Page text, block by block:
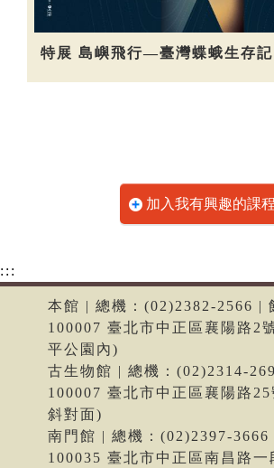
特展 島嶼飛行—臺灣蝶蛾生存記
加入我有興趣的課程
:::
本館 | 總機：(02)2382-2566 |
100007 臺北市中正區襄陽路2
平公園內)
古生物館 | 總機：(02)2314-
100007 臺北市中正區襄陽路
斜對面)
南門館 | 總機：(02)2397-3666
100035 臺北市中正區南昌路一